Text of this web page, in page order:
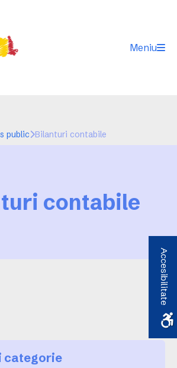
Meniu
public Bilanturi contabile
contabile
categorie
Accesibilitate